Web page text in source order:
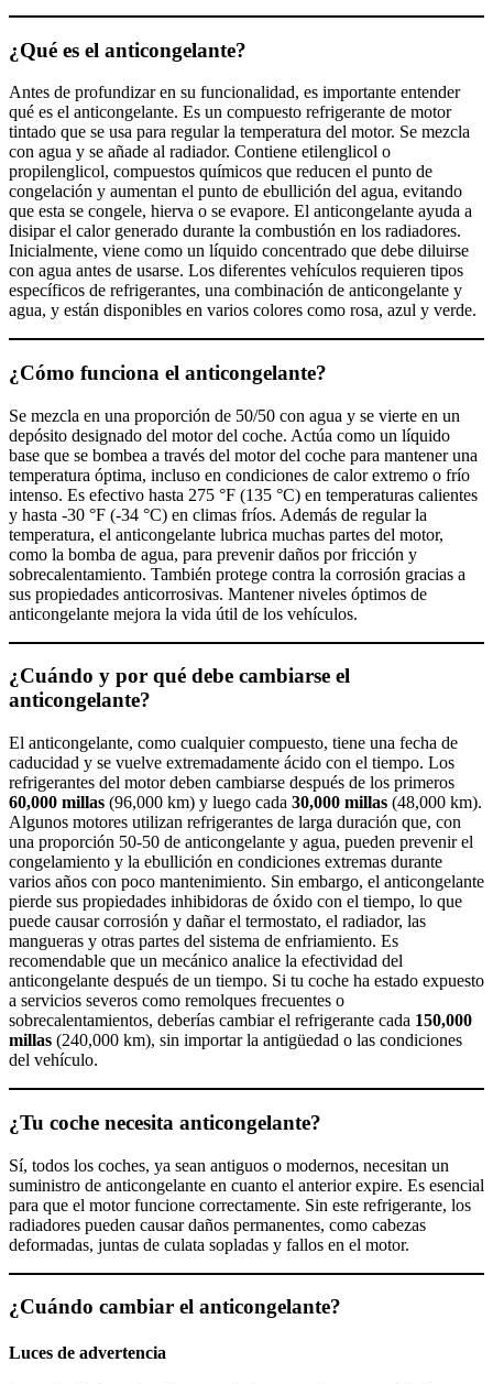
¿Qué es el anticongelante?
Antes de profundizar en su funcionalidad, es importante entender
qué es el anticongelante. Es un compuesto refrigerante de motor
tintado que se usa para regular la temperatura del motor. Se mezcla
con agua y se añade al radiador. Contiene etilenglicol o
propilenglicol, compuestos químicos que reducen el punto de
congelación y aumentan el punto de ebullición del agua, evitando
que esta se congele, hierva o se evapore. El anticongelante ayuda a
disipar el calor generado durante la combustión en los radiadores.
Inicialmente, viene como un líquido concentrado que debe diluirse
con agua antes de usarse. Los diferentes vehículos requieren tipos
específicos de refrigerantes, una combinación de anticongelante y
agua, y están disponibles en varios colores como rosa, azul y verde.
¿Cómo funciona el anticongelante?
Se mezcla en una proporción de 50/50 con agua y se vierte en un
depósito designado del motor del coche. Actúa como un líquido
base que se bombea a través del motor del coche para mantener una
temperatura óptima, incluso en condiciones de calor extremo o frío
intenso. Es efectivo hasta 275 °F (135 °C) en temperaturas calientes
y hasta -30 °F (-34 °C) en climas fríos. Además de regular la
temperatura, el anticongelante lubrica muchas partes del motor,
como la bomba de agua, para prevenir daños por fricción y
sobrecalentamiento. También protege contra la corrosión gracias a
sus propiedades anticorrosivas. Mantener niveles óptimos de
anticongelante mejora la vida útil de los vehículos.
¿Cuándo y por qué debe cambiarse el
anticongelante?
El anticongelante, como cualquier compuesto, tiene una fecha de
caducidad y se vuelve extremadamente ácido con el tiempo. Los
refrigerantes del motor deben cambiarse después de los primeros
60,000 millas (96,000 km) y luego cada 30,000 millas (48,000 km).
Algunos motores utilizan refrigerantes de larga duración que, con
una proporción 50-50 de anticongelante y agua, pueden prevenir el
congelamiento y la ebullición en condiciones extremas durante
varios años con poco mantenimiento. Sin embargo, el anticongelante
pierde sus propiedades inhibidoras de óxido con el tiempo, lo que
puede causar corrosión y dañar el termostato, el radiador, las
mangueras y otras partes del sistema de enfriamiento. Es
recomendable que un mecánico analice la efectividad del
anticongelante después de un tiempo. Si tu coche ha estado expuesto
a servicios severos como remolques frecuentes o
sobrecalentamientos, deberías cambiar el refrigerante cada 150,000
millas (240,000 km), sin importar la antigüedad o las condiciones
del vehículo.
¿Tu coche necesita anticongelante?
Sí, todos los coches, ya sean antiguos o modernos, necesitan un
suministro de anticongelante en cuanto el anterior expire. Es esencial
para que el motor funcione correctamente. Sin este refrigerante, los
radiadores pueden causar daños permanentes, como cabezas
deformadas, juntas de culata sopladas y fallos en el motor.
¿Cuándo cambiar el anticongelante?
Luces de advertencia